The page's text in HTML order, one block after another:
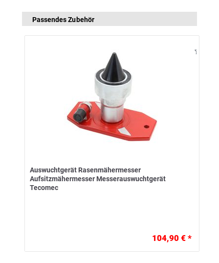
Passendes Zubehör
Auswuchtgerät Rasenmähermesser
Aufsitzmähermesser Messerauswuchtgerät
Tecomec
104,90 € *